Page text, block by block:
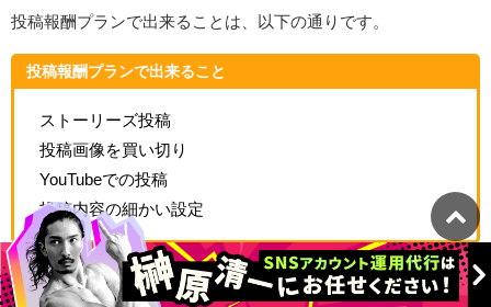
投稿報酬プランで出来ることは、以下の通りです。
投稿報酬プランで出来ること
ストーリーズ投稿
投稿画像を買い切り
YouTubeでの投稿
投稿内容の細かい設定
また、PR投稿には、様々なオプションを追加することが可能で